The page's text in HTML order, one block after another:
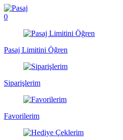
0
Pasaj Limitini Öğren
Siparişlerim
Favorilerim